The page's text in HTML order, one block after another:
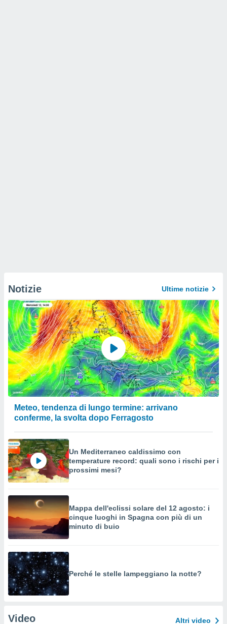
Notizie Ultime notizie
Meteo, tendenza di lungo termine: arrivano
conferme, la svolta dopo Ferragosto
Un Mediterraneo caldissimo con
temperature record: quali sono i rischi per i
prossimi mesi?
Mappa dell'eclissi solare del 12 agosto: i
cinque luoghi in Spagna con più di un
minuto di buio
Perché le stelle lampeggiano la notte?
Video Altri video